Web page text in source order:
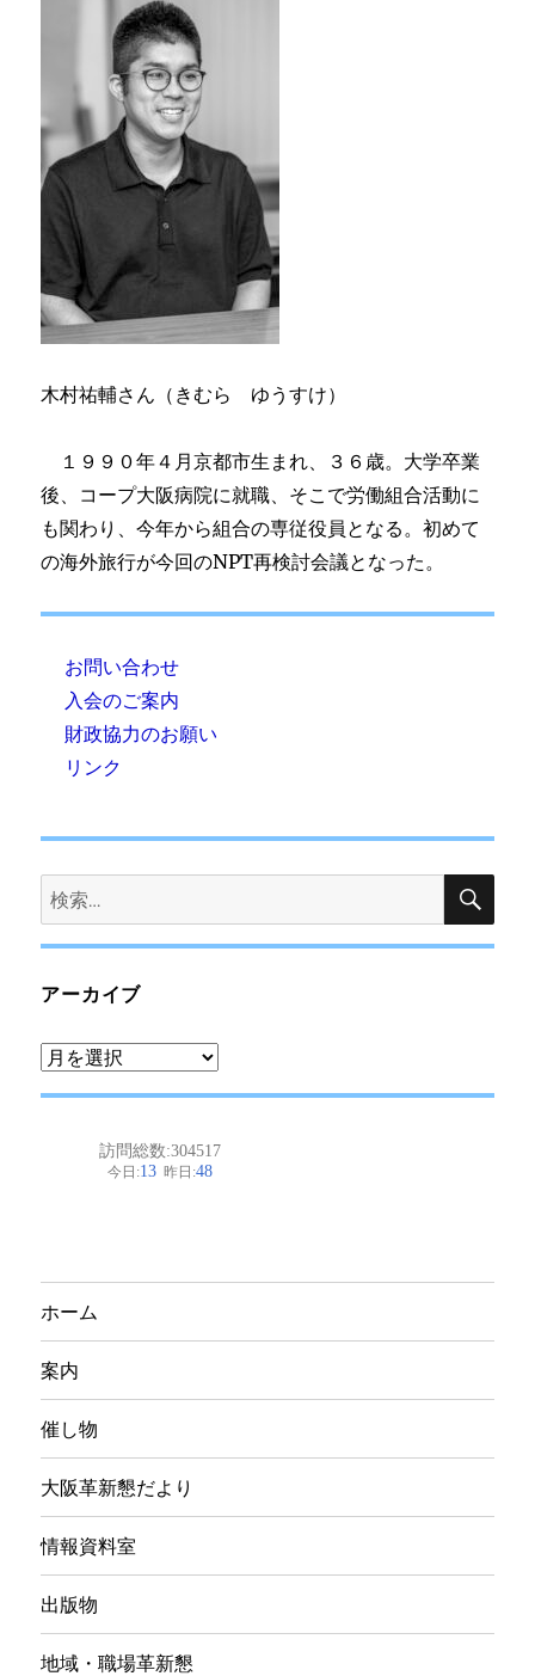
木村祐輔さん（きむら ゆうすけ）
１９９０年４月京都市生まれ、３６歳。大学卒業
後、コープ大阪病院に就職、そこで労働組合活動に
も関わり、今年から組合の専従役員となる。初めて
の海外旅行が今回のNPT再検討会議となった。
お問い合わせ
入会のご案内
財政協力のお願い
リンク
検
索:
検
アーカイブ
ア
ー
ホーム
案内
催し物
大阪革新懇だより
情報資料室
出版物
地域・職場革新懇